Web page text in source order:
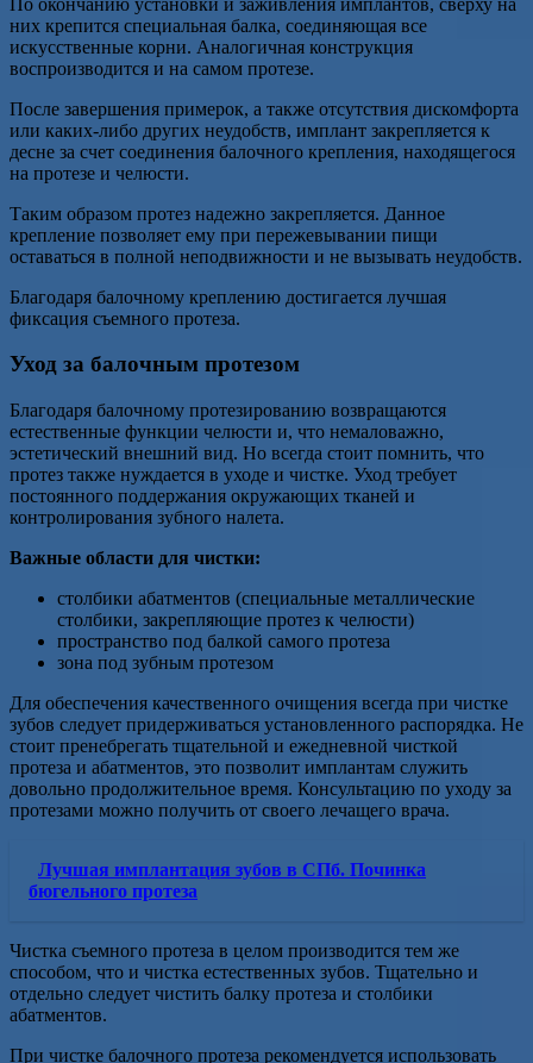
них крепится специальная балка, соединяющая все
искусственные корни. Аналогичная конструкция
воспроизводится и на самом протезе.
После завершения примерок, а также отсутствия дискомфорта
или каких-либо других неудобств, имплант закрепляется к
десне за счет соединения балочного крепления, находящегося
на протезе и челюсти.
Таким образом протез надежно закрепляется. Данное
крепление позволяет ему при пережевывании пищи
оставаться в полной неподвижности и не вызывать неудобств.
Благодаря балочному креплению достигается лучшая
фиксация съемного протеза.
Уход за балочным протезом
Благодаря балочному протезированию возвращаются
естественные функции челюсти и, что немаловажно,
эстетический внешний вид. Но всегда стоит помнить, что
протез также нуждается в уходе и чистке. Уход требует
постоянного поддержания окружающих тканей и
контролирования зубного налета.
Важные области для чистки:
столбики абатментов (специальные металлические
столбики, закрепляющие протез к челюсти)
пространство под балкой самого протеза
зона под зубным протезом
Для обеспечения качественного очищения всегда при чистке
зубов следует придерживаться установленного распорядка. Не
стоит пренебрегать тщательной и ежедневной чисткой
протеза и абатментов, это позволит имплантам служить
довольно продолжительное время. Консультацию по уходу за
протезами можно получить от своего лечащего врача.
Лучшая имплантация зубов в СПб. Починка
бюгельного протеза
Чистка съемного протеза в целом производится тем же
способом, что и чистка естественных зубов. Тщательно и
отдельно следует чистить балку протеза и столбики
абатментов.
При чистке балочного протеза рекомендуется использовать